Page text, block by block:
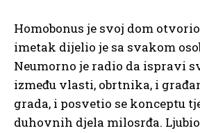
Homobonus je svoj dom
imetak dijelio je sa svakom
Neumorno je radio da ispravi
između vlasti, obrtnika, i
grada, i posvetio se konceptu
duhovnih djela milosrđa.